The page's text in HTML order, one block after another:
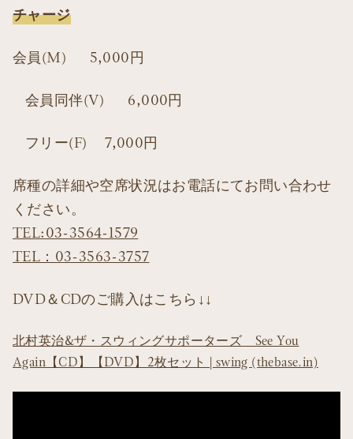
チャージ
会員(M) 5,000円
会員同伴(V) 6,000円
フリー(F) 7,000円
席種の詳細や空席状況はお電話にてお問い合わせ
ください。
TEL:03-3564-1579
TEL：03-3563-3757
DVD＆CDのご購入はこちら↓↓
北村英治&ザ・スウィングサポーターズ See You
Again【CD】【DVD】2枚セット | swing (thebase.in)